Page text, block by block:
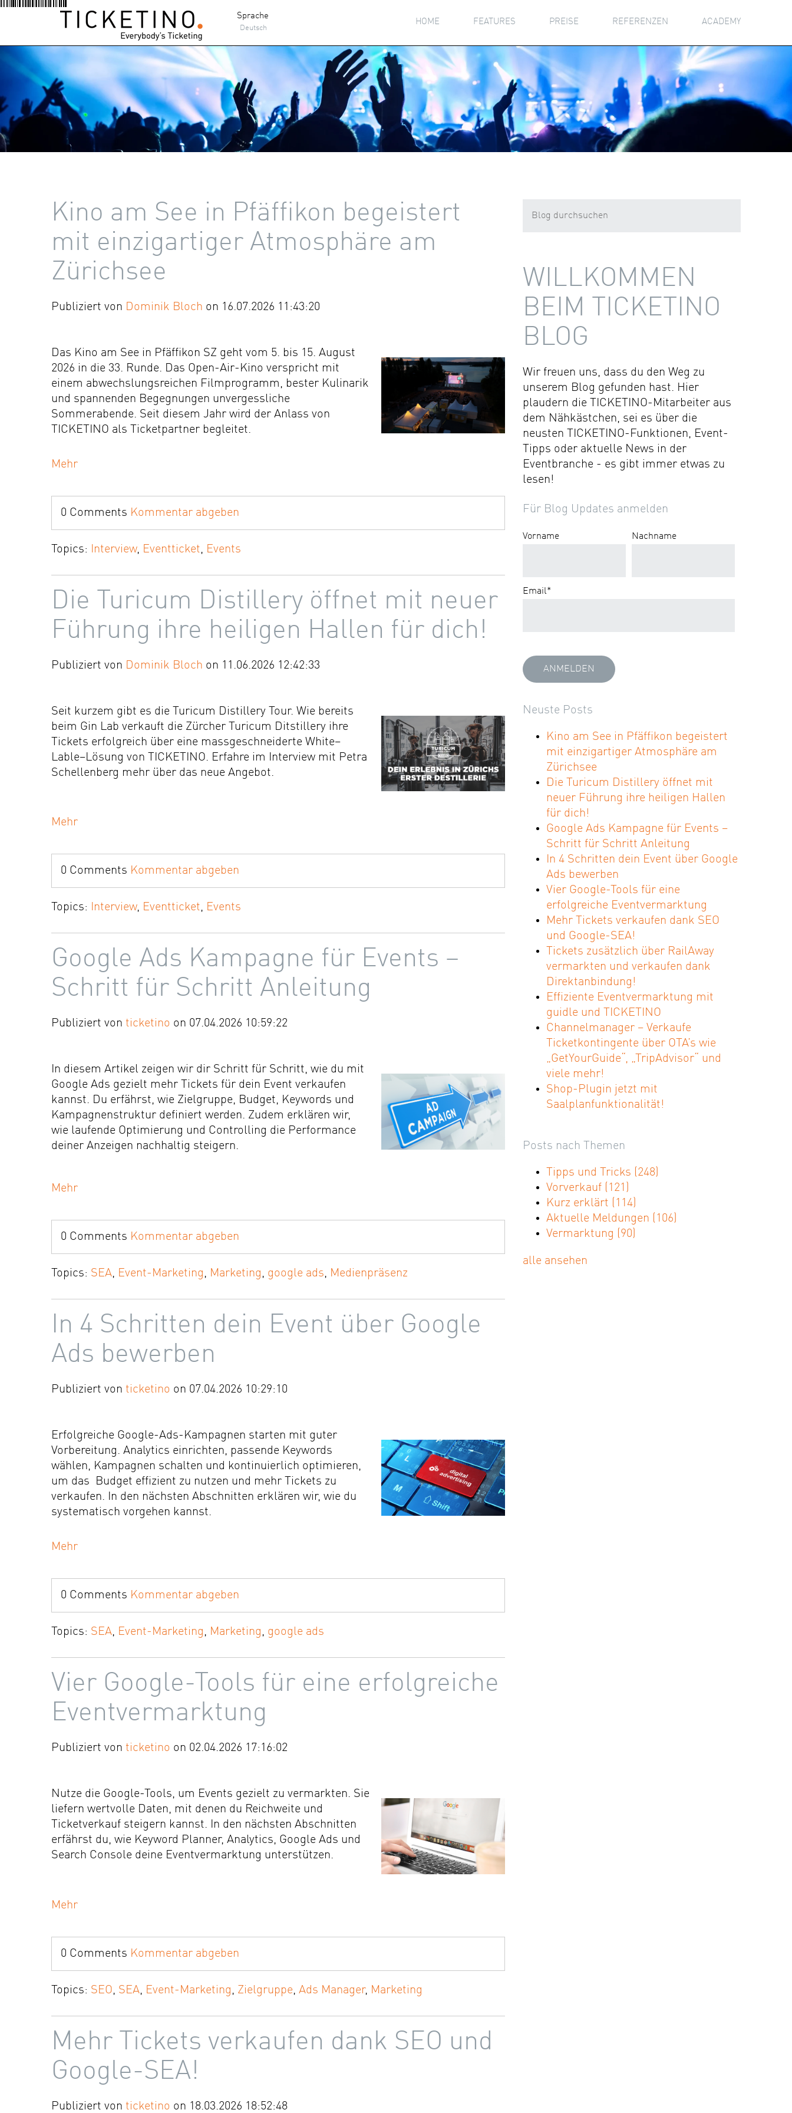
Sprache
Deutsch
HOME FEATURES PREISE REFERENZEN ACADEMY
Kino am See in Pfäffikon begeistert
mit einzigartiger Atmosphäre am
Zürichsee
Publiziert von Dominik Bloch on 16.07.2026 11:43:20
Das Kino am See in Pfäffikon SZ geht vom 5. bis 15. August
2026 in die 33. Runde. Das Open-Air-Kino verspricht mit
einem abwechslungsreichen Filmprogramm, bester Kulinarik
und spannenden Begegnungen unvergessliche
Sommerabende. Seit diesem Jahr wird der Anlass von
TICKETINO als Ticketpartner begleitet.
Mehr
0 Comments Kommentar abgeben
Topics: Interview, Eventticket, Events
Die Turicum Distillery öffnet mit neuer
Führung ihre heiligen Hallen für dich!
Publiziert von Dominik Bloch on 11.06.2026 12:42:33
Seit kurzem gibt es die Turicum Distillery Tour. Wie bereits
beim Gin Lab verkauft die Zürcher Turicum Ditstillery ihre
Tickets erfolgreich über eine massgeschneiderte White–
Lable–Lösung von TICKETINO. Erfahre im Interview mit Petra
Schellenberg mehr über das neue Angebot.
Mehr
0 Comments Kommentar abgeben
Topics: Interview, Eventticket, Events
Google Ads Kampagne für Events –
Schritt für Schritt Anleitung
Publiziert von ticketino on 07.04.2026 10:59:22
In diesem Artikel zeigen wir dir Schritt für Schritt, wie du mit
Google Ads gezielt mehr Tickets für dein Event verkaufen
kannst. Du erfährst, wie Zielgruppe, Budget, Keywords und
Kampagnenstruktur definiert werden. Zudem erklären wir,
wie laufende Optimierung und Controlling die Performance
deiner Anzeigen nachhaltig steigern.
Mehr
0 Comments Kommentar abgeben
Topics: SEA, Event-Marketing, Marketing, google ads, Medienpräsenz
In 4 Schritten dein Event über Google
Ads bewerben
Publiziert von ticketino on 07.04.2026 10:29:10
Erfolgreiche Google-Ads-Kampagnen starten mit guter
Vorbereitung. Analytics einrichten, passende Keywords
wählen, Kampagnen schalten und kontinuierlich optimieren,
um das Budget effizient zu nutzen und mehr Tickets zu
verkaufen. In den nächsten Abschnitten erklären wir, wie du
systematisch vorgehen kannst.
Mehr
0 Comments Kommentar abgeben
Topics: SEA, Event-Marketing, Marketing, google ads
Vier Google-Tools für eine erfolgreiche
Eventvermarktung
Publiziert von ticketino on 02.04.2026 17:16:02
Nutze die Google-Tools, um Events gezielt zu vermarkten. Sie
liefern wertvolle Daten, mit denen du Reichweite und
Ticketverkauf steigern kannst. In den nächsten Abschnitten
erfährst du, wie Keyword Planner, Analytics, Google Ads und
Search Console deine Eventvermarktung unterstützen.
Mehr
0 Comments Kommentar abgeben
Topics: SEO, SEA, Event-Marketing, Zielgruppe, Ads Manager, Marketing
Mehr Tickets verkaufen dank SEO und
Google-SEA!
Publiziert von ticketino on 18.03.2026 18:52:48
WILLKOMMEN
BEIM TICKETINO
BLOG
Wir freuen uns, dass du den Weg zu
unserem Blog gefunden hast. Hier
plaudern die TICKETINO-Mitarbeiter aus
dem Nähkästchen, sei es über die
neusten TICKETINO-Funktionen, Event-
Tipps oder aktuelle News in der
Eventbranche - es gibt immer etwas zu
lesen!
Für Blog Updates anmelden
Vorname Nachname
Email*
Neuste Posts
Kino am See in Pfäffikon begeistert
mit einzigartiger Atmosphäre am
Zürichsee
Die Turicum Distillery öffnet mit
neuer Führung ihre heiligen Hallen
für dich!
Google Ads Kampagne für Events –
Schritt für Schritt Anleitung
In 4 Schritten dein Event über Google
Ads bewerben
Vier Google-Tools für eine
erfolgreiche Eventvermarktung
Mehr Tickets verkaufen dank SEO
und Google-SEA!
Tickets zusätzlich über RailAway
vermarkten und verkaufen dank
Direktanbindung!
Effiziente Eventvermarktung mit
guidle und TICKETINO
Channelmanager – Verkaufe
Ticketkontingente über OTA’s wie
„GetYourGuide“, „TripAdvisor“ und
viele mehr!
Shop-Plugin jetzt mit
Saalplanfunktionalität!
Posts nach Themen
Tipps und Tricks (248)
Vorverkauf (121)
Kurz erklärt (114)
Aktuelle Meldungen (106)
Vermarktung (90)
alle ansehen